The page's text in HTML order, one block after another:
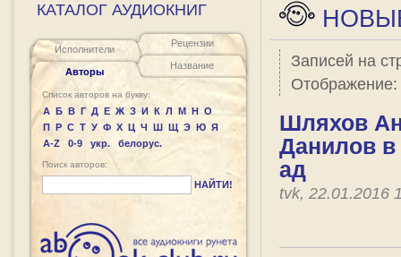
КАТАЛОГ АУДИОКНИГ
Исполнители
Авторы
Рецензии
Название
Список авторов на букву:
А Б В Г Д Е Ж З И К Л М Н О
П Р С Т У Ф Х Ц Ч Ш Щ Э Ю Я
A-Z
0-9 укр. белорус.
Поиск авторов:
НАЙТИ!
Записей на
Отображение:
Шляхов
Данилов в
ад
tvk,